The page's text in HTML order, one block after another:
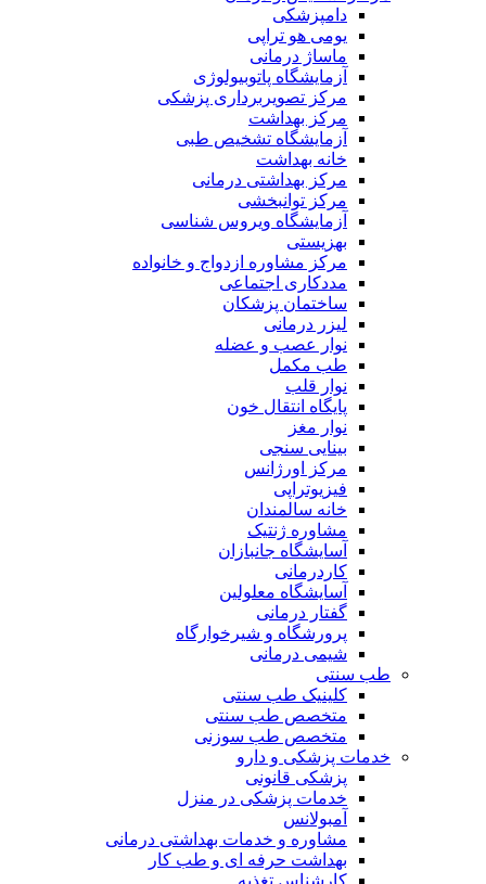
دامپزشکی
یومی هو تراپی
ماساژ درمانی
آزمایشگاه پاتوبیولوژی
مرکز تصویربرداری پزشکی
مرکز بهداشت
آزمایشگاه تشخیص طبی
خانه بهداشت
مرکز بهداشتی درمانی
مرکز توانبخشی
آزمایشگاه ویروس شناسی
بهزیستی
مرکز مشاوره ازدواج و خانواده
مددکاری اجتماعی
ساختمان پزشکان
لیزر درمانی
نوار عصب و عضله
طب مکمل
نوار قلب
پایگاه انتقال خون
نوار مغز
بینایی سنجی
مرکز اورژانس
فیزیوتراپی
خانه سالمندان
مشاوره ژنتیک
آسایشگاه جانبازان
کاردرمانی
آسایشگاه معلولین
گفتار درمانی
پرورشگاه و شیرخوارگاه
شیمی درمانی
طب سنتی
کلینیک طب سنتی
متخصص طب سنتی
متخصص طب سوزنی
خدمات پزشکی و دارو
پزشکی قانونی
خدمات پزشکی در منزل
آمبولانس
مشاوره و خدمات بهداشتی درمانی
بهداشت حرفه ای و طب کار